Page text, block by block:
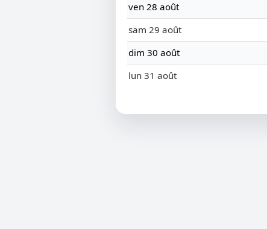
ven 28 août
sam 29 août
dim 30 août
lun 31 août